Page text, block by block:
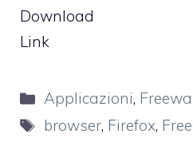
Download
Link
Categorie
Applicazioni,
Tag
browser, Firefox,